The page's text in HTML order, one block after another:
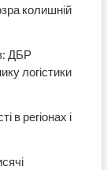
колишній
ДБР
логістики
в регіонах і